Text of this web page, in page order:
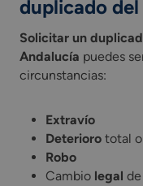
duplicado
Solicitar un
Andalucía puedes
circunstancias:
Extravío
Deterioro total
Robo
Cambio legal